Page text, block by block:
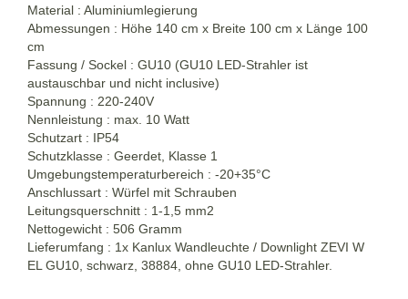
Material : Aluminiumlegierung
Abmessungen : Höhe 140 cm x Breite 100 cm x Länge 100
cm
Fassung / Sockel : GU10 (GU10 LED-Strahler ist
austauschbar und nicht inclusive)
Spannung : 220-240V
Nennleistung : max. 10 Watt
Schutzart : IP54
Schutzklasse : Geerdet, Klasse 1
Umgebungstemperaturbereich : -20+35°C
Anschlussart : Würfel mit Schrauben
Leitungsquerschnitt : 1-1,5 mm2
Nettogewicht : 506 Gramm
Lieferumfang : 1x Kanlux Wandleuchte / Downlight ZEVI W
EL GU10, schwarz, 38884, ohne GU10 LED-Strahler.